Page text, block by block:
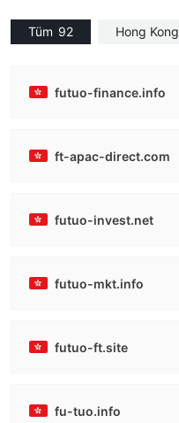
Tüm 92 Hong Kong
futuo-finance.info
ft-apac-direct.com
futuo-invest.net
futuo-mkt.info
futuo-ft.site
fu-tuo.info